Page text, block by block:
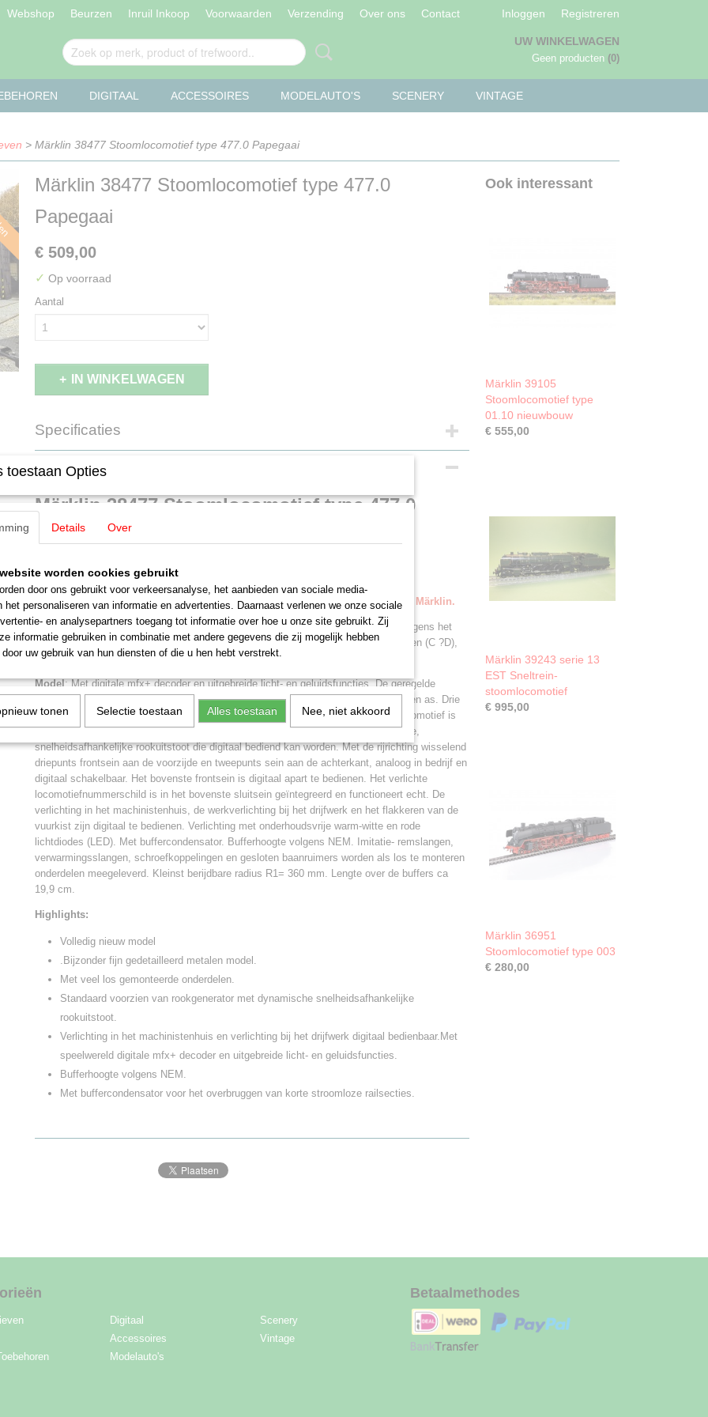
Webshop Beurzen Inruil Inkoop Voorwaarden Verzending Over ons Contact Inloggen Registreren
UW WINKELWAGEN
Geen producten (0)
DIGITAAL ACCESSOIRES MODELAUTO'S SCENERY VINTAGE
> Märklin 38477 Stoomlocomotief type 477.0 Papegaai
Märklin 38477 Stoomlocomotief type 477.0
Papegaai
€ 509,00
✓ Op voorraad
Aantal
IN WINKELWAGEN
Specificaties
Schaal
Omschrijving
Märklin 38477 Stoomlocomotief type 477.0
Papegaai
LET OP: Kies bij betalen voor de optie:
Een aanbetaling is NIET nodig!
Betalen en afhalen of opsturen geschied binnen 30 dagen na uitlevering door Märklin.
Zware stoom-tenderlocomotief type 477.0 met de bijnaam Papegaai. Gebouwd volgens het
voorbeeld van de museumlocomotief 477.043 van de Tsjechische Staatsspoorwegen (C ?D),
zoals deze tot 2021 dienstvaardig ingezet werd.
Model: Met digitale mfx+ decoder en uitgebreide licht- en geluidsfuncties. De geregelde
hoogvermogens aandrijving met vliegwiel is in de ketel ingebouwd. Eën aangedreven as. Drie
andere assen worden via koppelstangen aangedreven. Met antislip banden. De locomotief is
grotendeels van metaal. Standaard met ingebouwde rookgenerator met dynamische,
snelheidsafhankelijke rookuitstoot die digitaal bediend kan worden. Met de rijrichting wisselend
driepunts frontsein aan de voorzijde en tweepunts sein aan de achterkant, analoog in bedrijf en
digitaal schakelbaar. Het bovenste frontsein is digitaal apart te bedienen. Het verlichte
locomotiefnummerschild is in het bovenste sluitsein geïntegreerd en functioneert echt. De
verlichting in het machinistenhuis, de werkverlichting bij het drijfwerk en het flakkeren van de
vuurkist zijn digitaal te bedienen. Verlichting met onderhoudsvrije warm-witte en rode
lichtdiodes (LED). Met buffercondensator. Bufferhoogte volgens NEM. Imitatie- remslangen,
verwarmingsslangen, schroefkoppelingen en gesloten baanruimers worden als los te monteren
onderdelen meegeleverd. Kleinst berijdbare radius R1= 360 mm. Lengte over de buffers ca
19,9 cm.
Highlights:
Volledig nieuw model
.Bijzonder fijn gedetailleerd metalen model.
Met veel los gemonteerde onderdelen.
Standaard voorzien van rookgenerator met dynamische snelheidsafhankelijke
rookuitstoot.
Verlichting in het machinistenhuis en verlichting bij het drijfwerk digitaal bedienbaar.Met
speelwereld digitale mfx+ decoder en uitgebreide licht- en geluidsfuncties.
Bufferhoogte volgens NEM.
Met buffercondensator voor het overbruggen van korte stroomloze railsecties.
Ook interessant
Märklin 39105
Stoomlocomotief type
01.10 nieuwbouw
€ 555,00
Märklin 39243 serie 13
EST Sneltrein-
stoomlocomotief
€ 995,00
Märklin 36951
Stoomlocomotief type 003
€ 280,00
Digitaal
Accessoires
Modelauto's
Scenery
Vintage
Betaalmethodes
toestaan Opties
Details Over
worden cookies gebruikt
door ons gebruikt voor verkeersanalyse, het aanbieden van sociale media-
het personaliseren van informatie en advertenties. Daarnaast verlenen we onze sociale
en analysepartners toegang tot informatie over hoe u onze site gebruikt. Zij
informatie gebruiken in combinatie met andere gegevens die zij mogelijk hebben
uw gebruik van hun diensten of die u hen hebt verstrekt.
tonen Selectie toestaan Alles toestaan Nee, niet akkoord